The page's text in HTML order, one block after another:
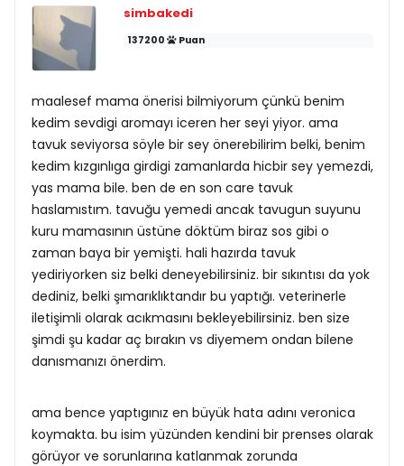
simbakedi
137200 Puan
maalesef mama önerisi bilmiyorum çünkü benim
kedim sevdigi aromayı iceren her seyi yiyor. ama
tavuk seviyorsa söyle bir sey önerebilirim belki, benim
kedim kızgınlıga girdigi zamanlarda hicbir sey yemezdi,
yas mama bile. ben de en son care tavuk
haslamıstım. tavuğu yemedi ancak tavugun suyunu
kuru mamasının üstüne döktüm biraz sos gibi o
zaman baya bir yemişti. hali hazırda tavuk
yediriyorken siz belki deneyebilirsiniz. bir sıkıntısı da yok
dediniz, belki şımarıklıktandır bu yaptığı. veterinerle
iletişimli olarak acıkmasını bekleyebilirsiniz. ben size
şimdi şu kadar aç bırakın vs diyemem ondan bilene
danısmanızı önerdim.
ama bence yaptıgınız en büyük hata adını veronica
koymakta. bu isim yüzünden kendini bir prenses olarak
görüyor ve sorunlarına katlanmak zorunda